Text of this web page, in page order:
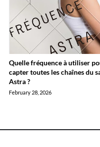
Quelle fréquence à utiliser
capter toutes les chaînes du
Astra ?
February 28, 2026